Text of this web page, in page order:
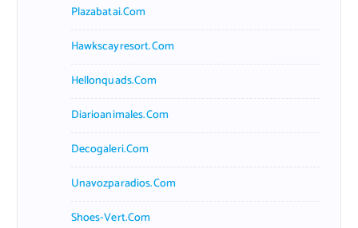
Plazabatai.com
Hawkscayresort.com
Hellonquads.com
Diarioanimales.com
Decogaleri.com
Unavozparadios.com
Shoes-Vert.com